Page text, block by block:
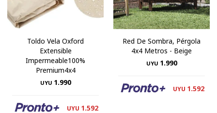
Toldo Vela Oxford
Extensible
Impermeable100%
Premium4x4
UYU 1.990
UYU 1.592
Red De Sombra, Pérgola
4x4 Metros - Beige
UYU 1.990
UYU 1.592